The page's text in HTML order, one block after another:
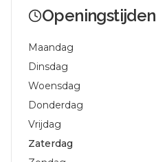
Openingstijden
Maandag
Dinsdag
Woensdag
Donderdag
Vrijdag
Zaterdag